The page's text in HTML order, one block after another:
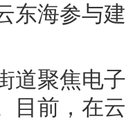
东海参与
道聚焦电
目前，在